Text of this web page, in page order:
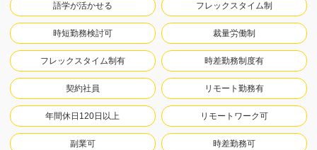
語学が活かせる フレックスタイム制
時短勤務検討可 裁量労働制
フレックスタイム制有 時差勤務制度有
契約社員 リモート勤務有
年間休日120日以上 リモートワーク可
副業可 時差勤務可